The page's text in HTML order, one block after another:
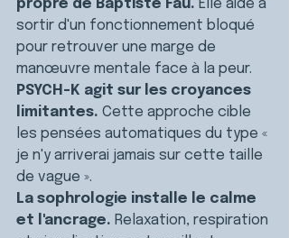
propre de Baptiste Fau. Elle aide à
sortir d'un fonctionnement bloqué
pour retrouver une marge de
manœuvre mentale face à la peur.
PSYCH-K agit sur les croyances
limitantes. Cette approche cible
les pensées automatiques du type «
je n'y arriverai jamais sur cette taille
de vague ».
La sophrologie installe le calme
et l'ancrage. Relaxation, respiration